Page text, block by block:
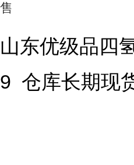
售
山东优级品四
9  仓库长期现